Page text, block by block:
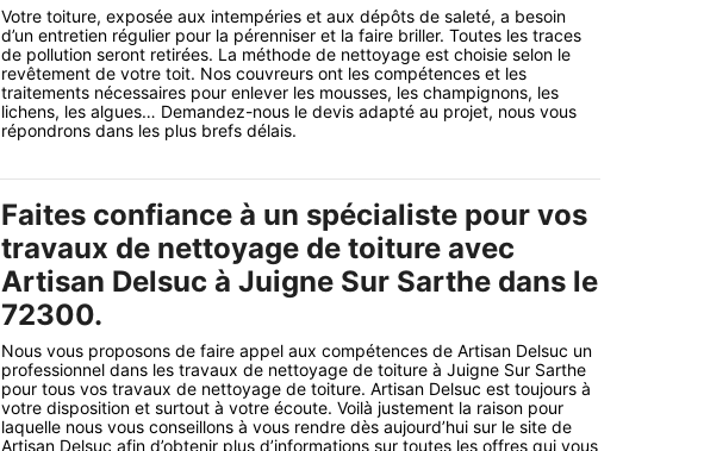
Votre toiture, exposée aux intempéries et aux dépôts de saleté, a besoin
d’un entretien régulier pour la pérenniser et la faire briller. Toutes les traces
de pollution seront retirées. La méthode de nettoyage est choisie selon le
revêtement de votre toit. Nos couvreurs ont les compétences et les
traitements nécessaires pour enlever les mousses, les champignons, les
lichens, les algues… Demandez-nous le devis adapté au projet, nous vous
répondrons dans les plus brefs délais.
Faites confiance à un spécialiste pour vos
travaux de nettoyage de toiture avec
Artisan Delsuc à Juigne Sur Sarthe dans le
72300.
Nous vous proposons de faire appel aux compétences de Artisan Delsuc un
professionnel dans les travaux de nettoyage de toiture à Juigne Sur Sarthe
pour tous vos travaux de nettoyage de toiture. Artisan Delsuc est toujours à
votre disposition et surtout à votre écoute. Voilà justement la raison pour
laquelle nous vous conseillons à vous rendre dès aujourd’hui sur le site de
Artisan Delsuc afin d’obtenir plus d’informations sur toutes les offres qui vous